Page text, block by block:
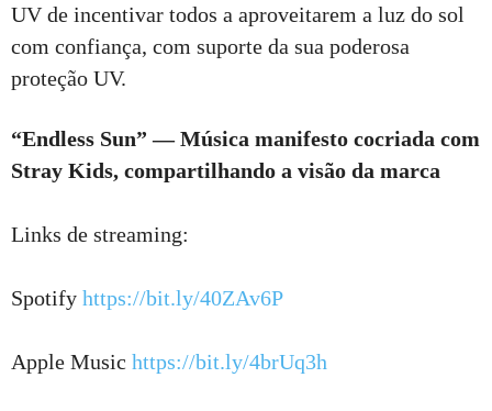
UV de incentivar todos a aproveitarem a luz do sol
com confiança, com suporte da sua poderosa
proteção UV.
“Endless Sun” — Música manifesto cocriada com
Stray Kids, compartilhando a visão da marca
Links de streaming:
Spotify https://bit.ly/40ZAv6P
Apple Music https://bit.ly/4brUq3h